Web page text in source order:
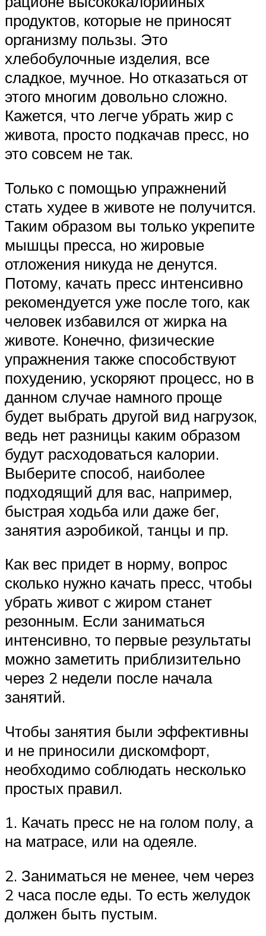
продуктов, которые не приносят
организму пользы. Это
хлебобулочные изделия, все
сладкое, мучное. Но отказаться от
этого многим довольно сложно.
Кажется, что легче убрать жир с
живота, просто подкачав пресс, но
это совсем не так.
Только с помощью упражнений
стать худее в животе не получится.
Таким образом вы только укрепите
мышцы пресса, но жировые
отложения никуда не денутся.
Потому, качать пресс интенсивно
рекомендуется уже после того, как
человек избавился от жирка на
животе. Конечно, физические
упражнения также способствуют
похудению, ускоряют процесс, но в
данном случае намного проще
будет выбрать другой вид нагрузок,
ведь нет разницы каким образом
будут расходоваться калории.
Выберите способ, наиболее
подходящий для вас, например,
быстрая ходьба или даже бег,
занятия аэробикой, танцы и пр.
Как вес придет в норму, вопрос
сколько нужно качать пресс, чтобы
убрать живот с жиром станет
резонным. Если заниматься
интенсивно, то первые результаты
можно заметить приблизительно
через 2 недели после начала
занятий.
Чтобы занятия были эффективны
и не приносили дискомфорт,
необходимо соблюдать несколько
простых правил.
1. Качать пресс не на голом полу, а
на матрасе, или на одеяле.
2. Заниматься не менее, чем через
2 часа после еды. То есть желудок
должен быть пустым.